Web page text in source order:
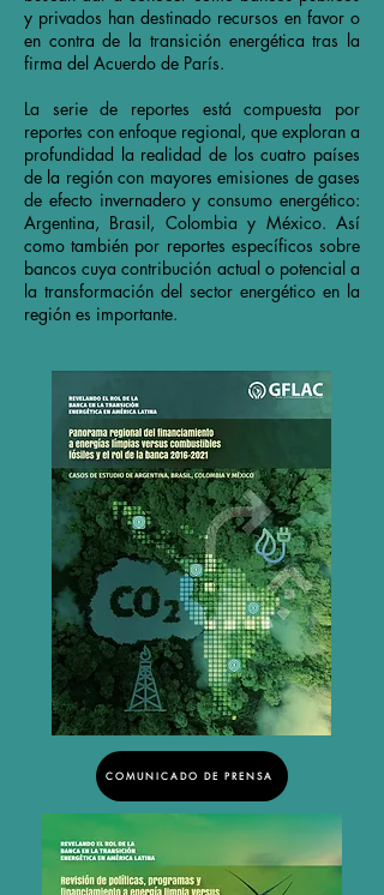
y privados han destinado recursos en favor o
en contra de la transición energética tras la
firma del Acuerdo de París.
La serie de reportes está compuesta por
reportes con enfoque regional, que exploran a
profundidad la realidad de los cuatro países
de la región con mayores emisiones de gases
de efecto invernadero y consumo energético:
Argentina, Brasil, Colombia y México. Así
como también por reportes específicos sobre
bancos cuya contribución actual o potencial a
la transformación del sector energético en la
región es importante.
COMUNICADO DE PRENSA